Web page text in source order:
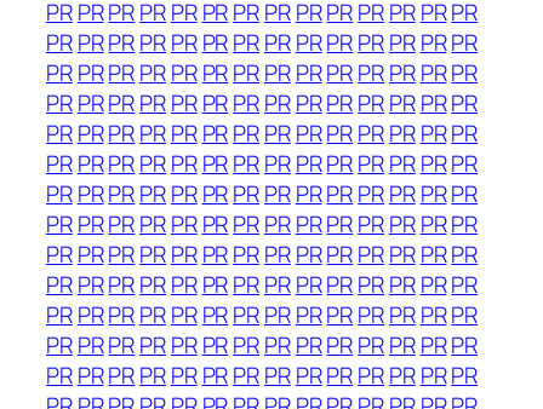
PRPRPRPRPR PRPRPRPRPRPRPR PRPR
PRPRPRPRPR PRPRPRPRPRPRPR PRPR
PRPRPRPRPR PRPRPRPRPRPRPR PRPR
PRPRPRPRPR PRPRPRPRPRPRPR PRPR
PRPRPRPRPR PRPRPRPRPRPRPR PRPR
PRPRPRPRPR PRPRPRPRPRPRPR PRPR
PRPRPRPRPR PRPRPRPRPRPRPR PRPR
PRPRPRPRPR PRPRPRPRPRPRPR PRPR
PRPRPRPRPR PRPRPRPRPRPRPR PRPR
PRPRPRPRPR PRPRPRPRPRPRPR PRPR
PRPRPRPRPR PRPRPRPRPRPRPR PRPR
PRPRPRPRPR PRPRPRPRPRPRPR PRPR
PRPRPRPRPR PRPRPRPRPRPRPR PRPR